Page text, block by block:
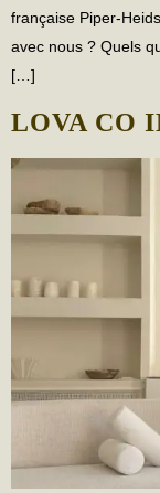
française Piper-
avec nous ? Quels
[…]
LOVA CO